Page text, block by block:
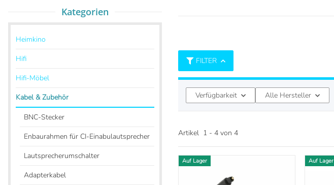
FILTER
Verfügbarkeit Alle Hersteller
Artikel 1 - 4 von 4
Auf Lager Auf Lager
Kategorien
Heimkino
Hifi
Hifi-Möbel
Kabel & Zubehör
BNC-Stecker
Enbaurahmen für CI-Einabulautsprecher
Lautsprecherumschalter
Adapterkabel